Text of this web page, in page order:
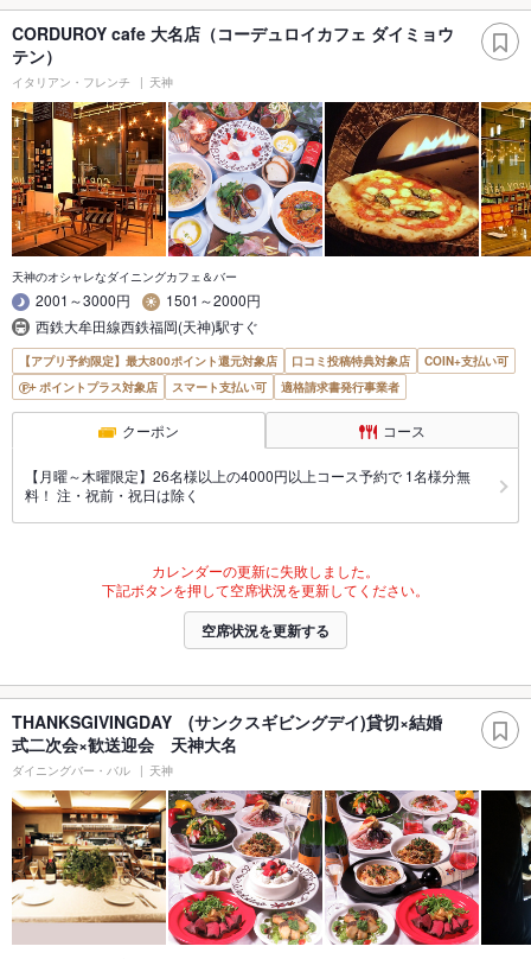
CORDUROY cafe 大名店（コーデュロイカフェ ダイミョウ
テン）
イタリアン・フレンチ 天神
天神のオシャレなダイニングカフェ＆バー
2001～3000円
1501～2000円
西鉄大牟田線西鉄福岡(天神)駅すぐ
【アプリ予約限定】最大800ポイント還元対象店 口コミ投稿特典対象店
COIN+支払い可
ポイントプラス対象店
スマート支払い可 適格請求書発行事業者
クーポン コース
【月曜～木曜限定】26名様以上の4000円以上コース予約で 1名様分無
料！ 注・祝前・祝日は除く
カレンダーの更新に失敗しました。
下記ボタンを押して空席状況を更新してください。
空席状況を更新する
THANKSGIVINGDAY (サンクスギビングデイ)貸切×結婚
式二次会×歓送迎会 天神大名
ダイニングバー・バル 天神